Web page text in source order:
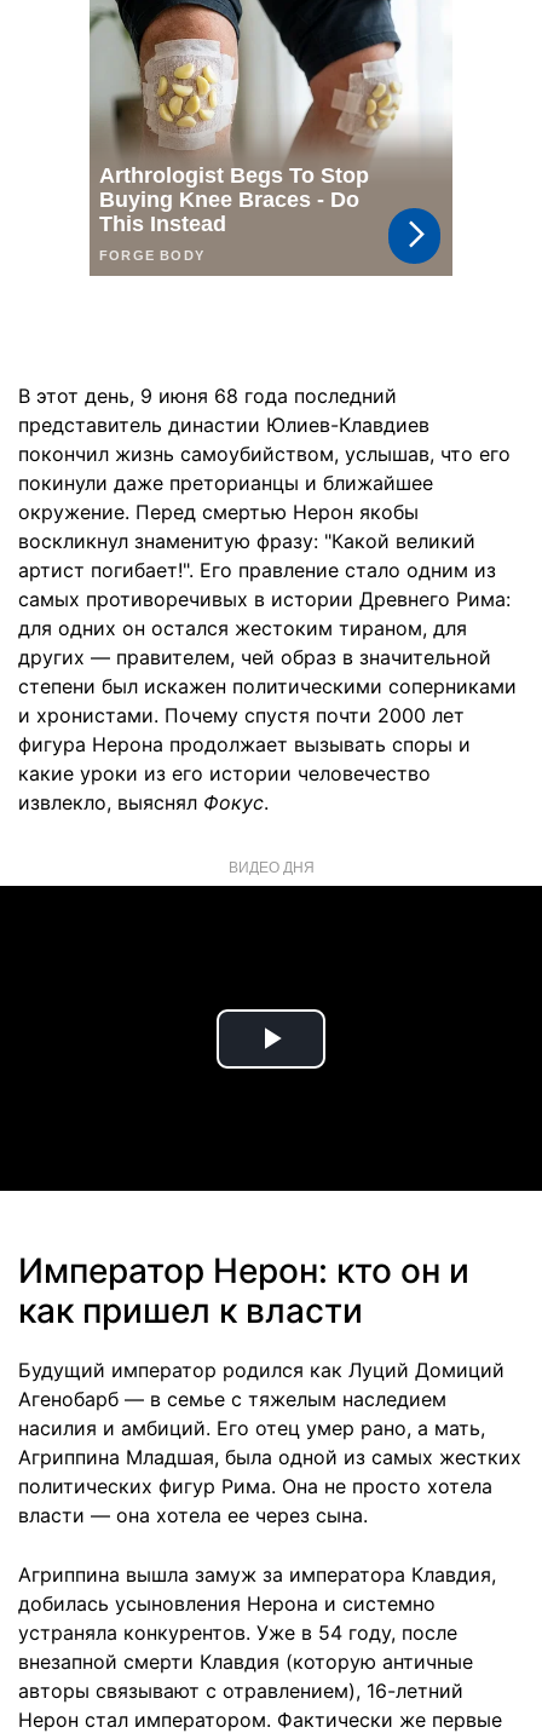
В этот день, 9 июня 68 года последний
представитель династии Юлиев-Клавдиев
покончил жизнь самоубийством, услышав, что его
покинули даже преторианцы и ближайшее
окружение. Перед смертью Нерон якобы
воскликнул знаменитую фразу: "Какой великий
артист погибает!". Его правление стало одним из
самых противоречивых в истории Древнего Рима:
для одних он остался жестоким тираном, для
других — правителем, чей образ в значительной
степени был искажен политическими соперниками
и хронистами. Почему спустя почти 2000 лет
фигура Нерона продолжает вызывать споры и
какие уроки из его истории человечество
извлекло, выяснял Фокус.
ВИДЕО ДНЯ
Play
Император Нерон: кто он и
как пришел к власти
Будущий император родился как Луций Домиций
Агенобарб — в семье с тяжелым наследием
насилия и амбиций. Его отец умер рано, а мать,
Агриппина Младшая, была одной из самых жестких
политических фигур Рима. Она не просто хотела
власти — она хотела ее через сына.
Агриппина вышла замуж за императора Клавдия,
добилась усыновления Нерона и системно
устраняла конкурентов. Уже в 54 году, после
внезапной смерти Клавдия (которую античные
авторы связывают с отравлением), 16-летний
Нерон стал императором. Фактически же первые